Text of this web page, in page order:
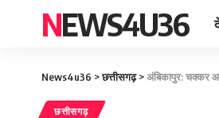
NEWS4U36
News4u36 >छत्तीसगढ़>अंबिकापुर: चक्कर
छत्तीसगढ़